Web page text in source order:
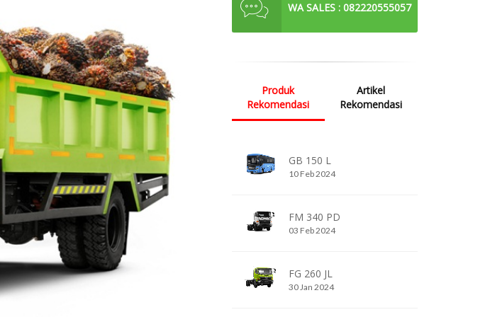
WA SALES : 082220555057
Produk
Rekomendasi
Artikel
Rekomendasi
GB 150 L
10 Feb 2024
FM 340 PD
03 Feb 2024
FG 260 JL
30 Jan 2024